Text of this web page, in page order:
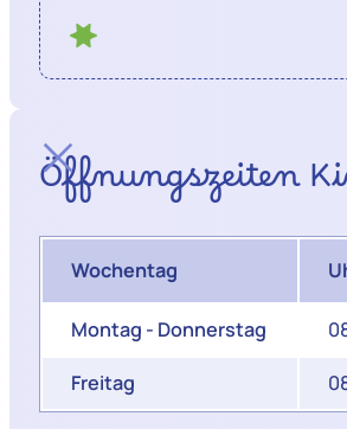
Öffnungszeiten
Wochentag
Montag - Donnerstag
Freitag